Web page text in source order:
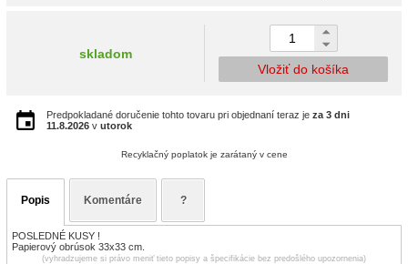
skladom
Vložiť do košíka
Predpokladané doručenie tohto tovaru pri objednaní teraz je za 3 dni
11.8.2026 v utorok
Recyklačný poplatok je zarátaný v cene
Popis Komentáre ?
POSLEDNÉ KUSY !
Papierový obrúsok 33x33 cm.
(vyhradzujeme si právo meniť tieto popisy a špecifikácie bez predošlého upozornenia)